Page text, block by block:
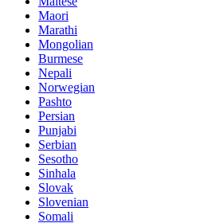
Maori
Marathi
Mongolian
Burmese
Nepali
Norwegian
Pashto
Persian
Punjabi
Serbian
Sesotho
Sinhala
Slovak
Slovenian
Somali